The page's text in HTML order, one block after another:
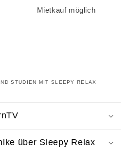
Mietkauf möglich
STUDIEN MIT SLEEPY RELAX
über Sleepy Relax